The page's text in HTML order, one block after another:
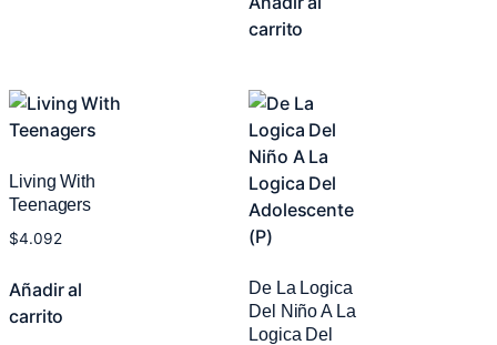
carrito
Living With
Teenagers
$4.092
Añadir al
carrito
De La Logica
Del Niño A La
Logica Del